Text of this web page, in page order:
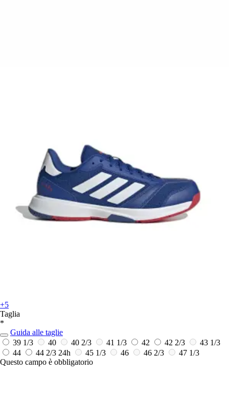
+5
Taglia
*
Guida alle taglie
39 1/3
40 40 2/3 41 1/3 42 42 2/3
43 1/3
44
44 2/3 24h 45 1/3 46 46 2/3
47 1/3
Questo campo è obbligatorio